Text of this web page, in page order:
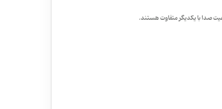
صدا با یکدیگر متفاوت هستند.